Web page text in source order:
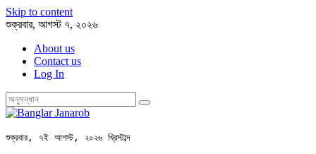
Skip to content
শুক্রবার, আগস্ট ৭, ২০২৬
About us
Contact us
Log In
শুক্রবার, ৭ই আগস্ট, ২০২৬ খ্রিস্টাব্দ